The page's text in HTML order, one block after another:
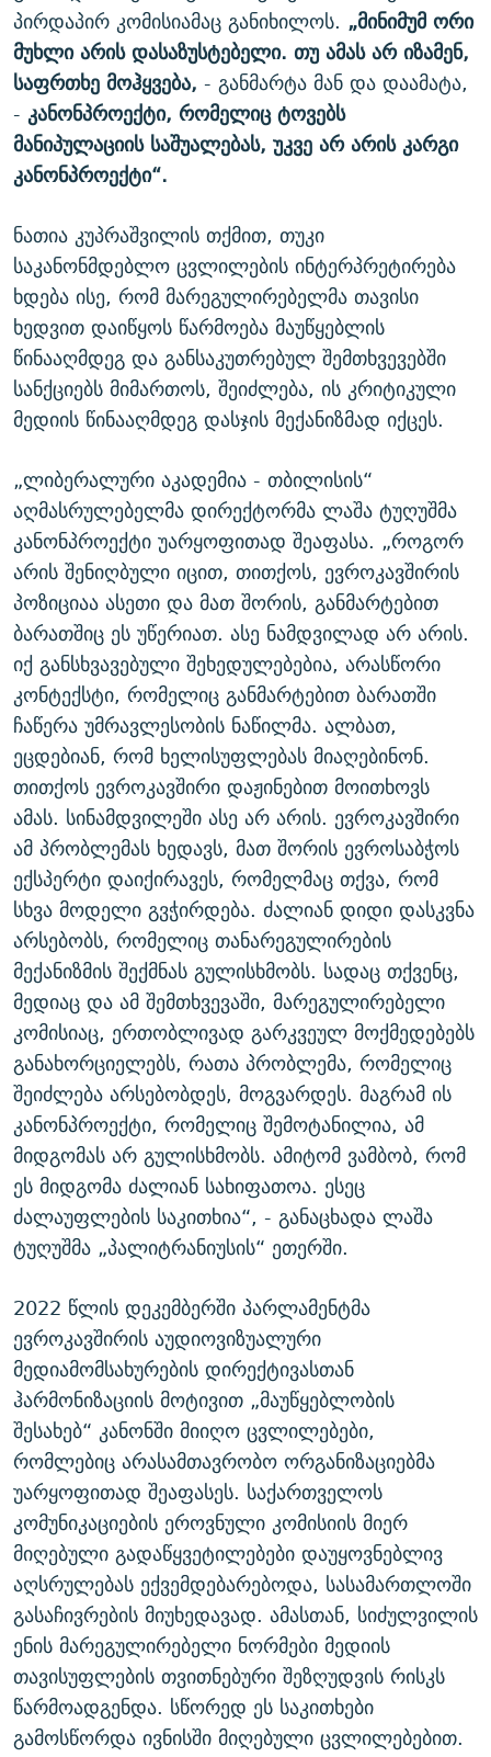
პირდაპირ კომისიამაც განიხილოს. „მინიმუმ ორი
მუხლი არის დასაზუსტებელი. თუ ამას არ იზამენ,
საფრთხე მოჰყვება, - განმარტა მან და დაამატა,
- კანონპროექტი, რომელიც ტოვებს
მანიპულაციის საშუალებას, უკვე არ არის კარგი
კანონპროექტი“.
ნათია კუპრაშვილის თქმით, თუკი
საკანონმდებლო ცვლილების ინტერპრეტირება
ხდება ისე, რომ მარეგულირებელმა თავისი
ხედვით დაიწყოს წარმოება მაუწყებლის
წინააღმდეგ და განსაკუთრებულ შემთხვევებში
სანქციებს მიმართოს, შეიძლება, ის კრიტიკული
მედიის წინააღმდეგ დასჯის მექანიზმად იქცეს.
„ლიბერალური აკადემია - თბილისის“
აღმასრულებელმა დირექტორმა ლაშა ტუღუშმა
კანონპროექტი უარყოფითად შეაფასა. „როგორ
არის შენიღბული იცით, თითქოს, ევროკავშირის
პოზიციაა ასეთი და მათ შორის, განმარტებით
ბარათშიც ეს უწერიათ. ასე ნამდვილად არ არის.
იქ განსხვავებული შეხედულებებია, არასწორი
კონტექსტი, რომელიც განმარტებით ბარათში
ჩაწერა უმრავლესობის ნაწილმა. ალბათ,
ეცდებიან, რომ ხელისუფლებას მიაღებინონ.
თითქოს ევროკავშირი დაჟინებით მოითხოვს
ამას. სინამდვილეში ასე არ არის. ევროკავშირი
ამ პრობლემას ხედავს, მათ შორის ევროსაბჭოს
ექსპერტი დაიქირავეს, რომელმაც თქვა, რომ
სხვა მოდელი გვჭირდება. ძალიან დიდი დასკვნა
არსებობს, რომელიც თანარეგულირების
მექანიზმის შექმნას გულისხმობს. სადაც თქვენც,
მედიაც და ამ შემთხვევაში, მარეგულირებელი
კომისიაც, ერთობლივად გარკვეულ მოქმედებებს
განახორციელებს, რათა პრობლემა, რომელიც
შეიძლება არსებობდეს, მოგვარდეს. მაგრამ ის
კანონპროექტი, რომელიც შემოტანილია, ამ
მიდგომას არ გულისხმობს. ამიტომ ვამბობ, რომ
ეს მიდგომა ძალიან სახიფათოა. ესეც
ძალაუფლების საკითხია“, - განაცხადა ლაშა
ტუღუშმა „პალიტრანიუსის“ ეთერში.
2022 წლის დეკემბერში პარლამენტმა
ევროკავშირის აუდიოვიზუალური
მედიამომსახურების დირექტივასთან
ჰარმონიზაციის მოტივით „მაუწყებლობის
შესახებ“ კანონში მიიღო ცვლილებები,
რომლებიც არასამთავრობო ორგანიზაციებმა
უარყოფითად შეაფასეს. საქართველოს
კომუნიკაციების ეროვნული კომისიის მიერ
მიღებული გადაწყვეტილებები დაუყოვნებლივ
აღსრულებას ექვემდებარებოდა, სასამართლოში
გასაჩივრების მიუხედავად. ამასთან, სიძულვილის
ენის მარეგულირებელი ნორმები მედიის
თავისუფლების თვითნებური შეზღუდვის რისკს
წარმოადგენდა. სწორედ ეს საკითხები
გამოსწორდა ივნისში მიღებული ცვლილებებით.